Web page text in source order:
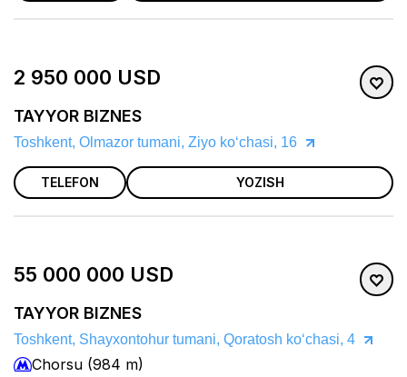
2 950 000 USD
TAYYOR BIZNES
Toshkent, Olmazor tumani, Ziyo koʻchasi, 16
TELEFON YOZISH
55 000 000 USD
TAYYOR BIZNES
Toshkent, Shayxontohur tumani, Qoratosh koʻchasi, 4
Chorsu (984 m)